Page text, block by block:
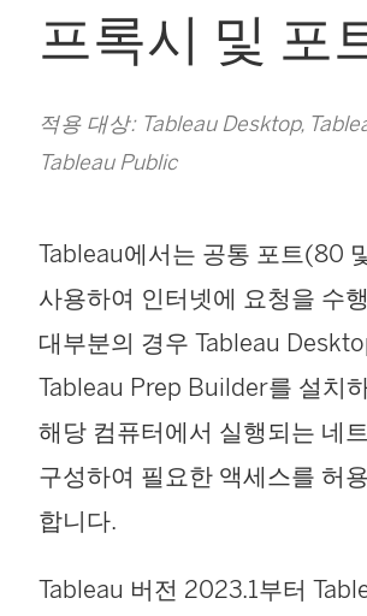
프록시 및 포
적용 대상: Tableau Desktop,
Tableau Public
Tableau에서는 공통 포트(80
사용하여 인터넷에 요청을 수
대부분의 경우 Tableau
Tableau Prep Builder를 설치
해당 컴퓨터에서 실행되는 네
구성하여 필요한 액세스를 허
합니다.
Tableau 버전 2023.1부터